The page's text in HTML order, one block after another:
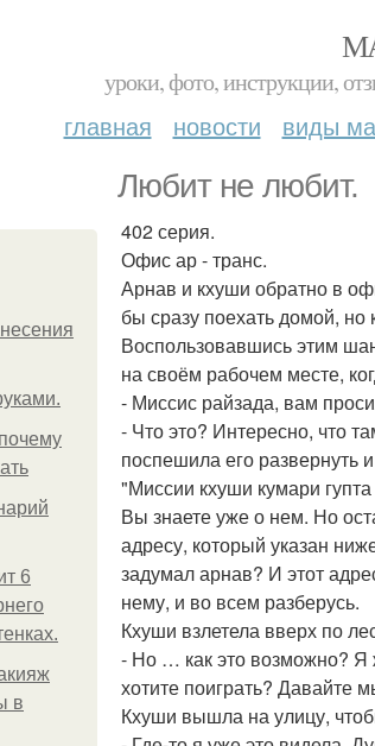
уроки, фото, инструкции,
главная новости виды
Любит не любит.
6
в
402 серия.
Офис ар - транс.
Арнав и кхуши обратно в
бы сразу поехать домой, но
Воспользовавшись этим
на своём рабочем месте,
- Миссис райзада, вам
- Что это? Интересно, что
поспешила его развернуть
"Миссии кхуши кумари
Вы знаете уже о нем. Но
адресу, который указан
задумал арнав? И этот
нему, и во всем разберусь.
Кхуши взлетела вверх по
- Но … как это возможно? Я
хотите поиграть? Давайте
Кхуши вышла на улицу,